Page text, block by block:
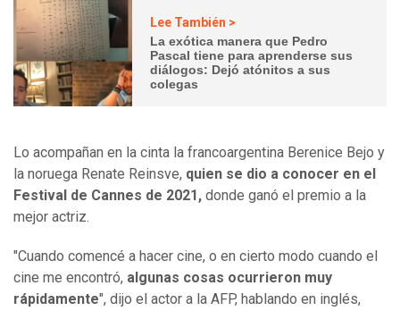
Lee También >
La exótica manera que Pedro
Pascal tiene para aprenderse sus
diálogos: Dejó atónitos a sus
colegas
Lo acompañan en la cinta la francoargentina Berenice Bejo y
la noruega Renate Reinsve, quien se dio a conocer en el
Festival de Cannes de 2021, donde ganó el premio a la
mejor actriz.
"Cuando comencé a hacer cine, o en cierto modo cuando el
cine me encontró, algunas cosas ocurrieron muy
rápidamente", dijo el actor a la AFP, hablando en inglés,